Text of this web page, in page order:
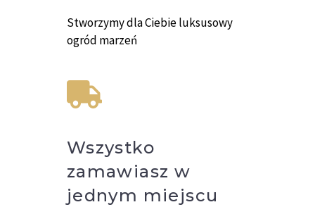
Stworzymy dla Ciebie luksusowy
ogród marzeń
Wszystko
zamawiasz w
jednym miejscu